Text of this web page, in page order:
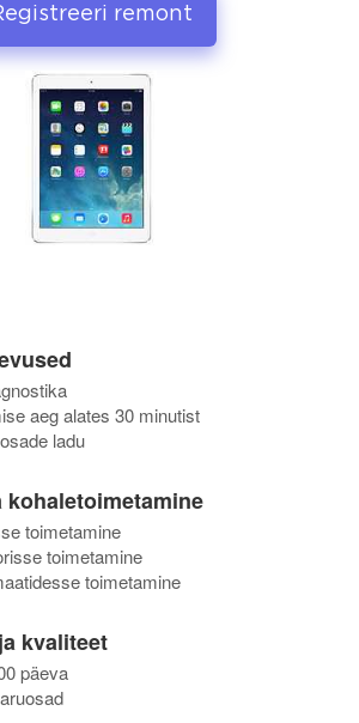
remont
aeg alates 30 minutist
ladu
kohaletoimetamine
toimetamine
toimetamine
toimetamine
kvaliteet
päeva